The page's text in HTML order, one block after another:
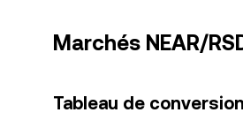
Marchés NEAR/
Tableau de